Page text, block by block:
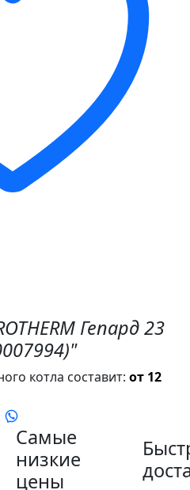
Гепард 23
котла составит: от 12
Самые
низкие
цены